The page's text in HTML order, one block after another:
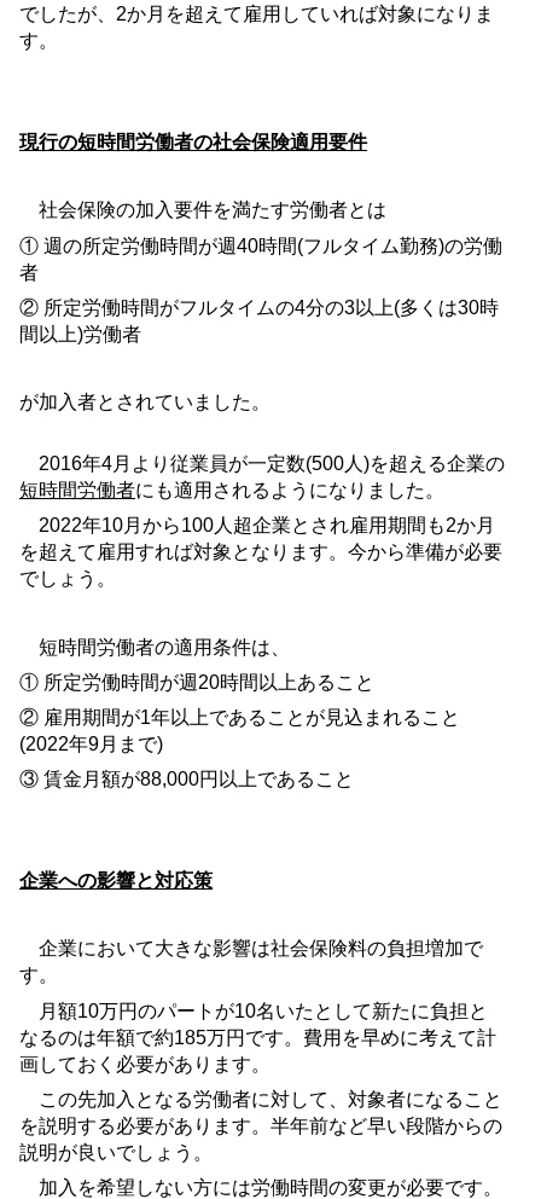
でしたが、 2か月を超えて雇用していれば対象になりま
す。
現行の短時間労働者の社会保険適用要件
社会保険の加入要件を満たす労働者とは
① 週の所定労働時間が週40時間(フルタイム勤務)の労働
者
② 所定労働時間がフルタイムの4分の3以上(多くは30時
間以上)労働者
が加入者とされていました。
2016年4月より従業員が一定数(500人 )を超える企業の
短時間労働者にも適用されるようになりました。
2022年10月から100人超企業とされ雇用期間も2か月
を超えて雇用すれば対象となります。今から準備が必要
でしょう。
短時間労働者の適用条件は、
① 所定労働時間が週 20時間以上あること
② 雇用期間が1年以上であることが見込まれること
(2022年9月まで)
③ 賃金月額が88,000円以上であること
企業への影響と対応策
企業において大きな影響は社会保険料の負担増加で
す。
月額10万円のパートが10名いたとして新たに負担と
なるのは年額で約185万円です。費用を早めに考えて計
画しておく必要があります。
この先加入となる労働者に対して、対象者になること
を説明する必要があります。半年前など早い段階からの
説明が良いでしょう。
加入を希望しない方には労働時間の変更が必要です。